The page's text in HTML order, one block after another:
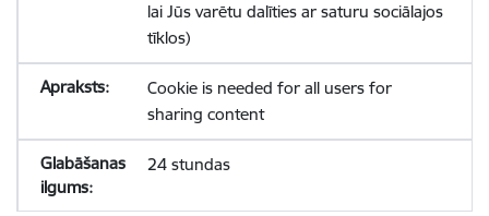
lai Jūs varētu dalīties ar saturu sociālajos
tīklos)
Cookie is needed for all users for
sharing content
24 stundas